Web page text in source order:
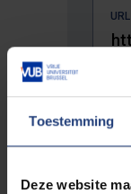
Toestemming
Deze website
URL
De